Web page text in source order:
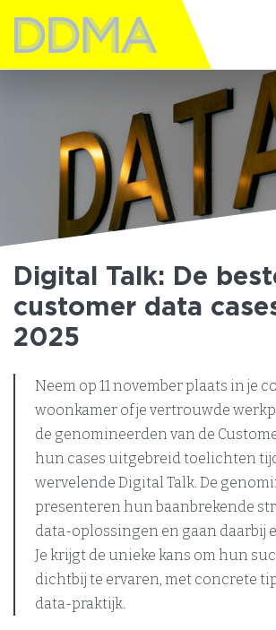
Digital Talk: De
customer data
2025
Neem op 11 november plaats in je
woonkamer of je vertrouwde
de genomineerden van de
hun cases uitgebreid toelichten
wervelende Digital Talk. De
presenteren hun baanbrekende
data-oplossingen en gaan daarbij
Je krijgt de unieke kans om hun
dichtbij te ervaren, met concrete
data-praktijk.